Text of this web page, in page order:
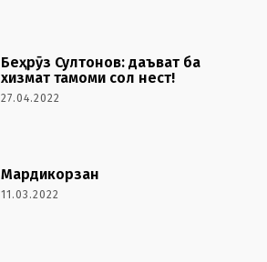
Беҳрӯз Султонов: даъват ба
хизмат тамоми сол нест!
27.04.2022
Мардикорзан
11.03.2022